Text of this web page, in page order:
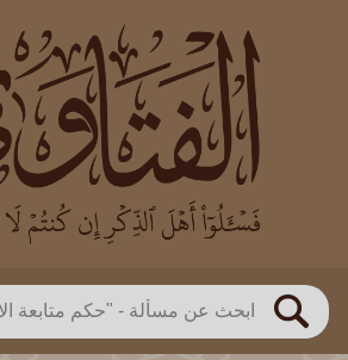
بحث
العالم
بن باز
بن العثيمين
اللجنة الدائمة